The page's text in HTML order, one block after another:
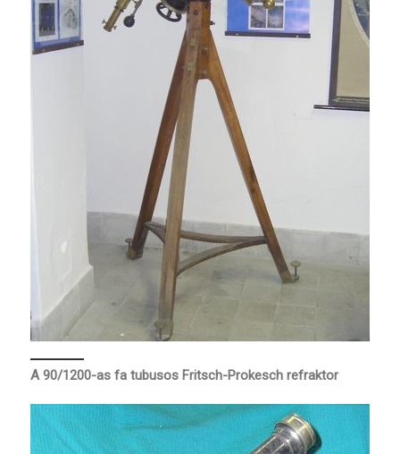
A 90/1200-as fa tubusos Fritsch-Prokesch refraktor